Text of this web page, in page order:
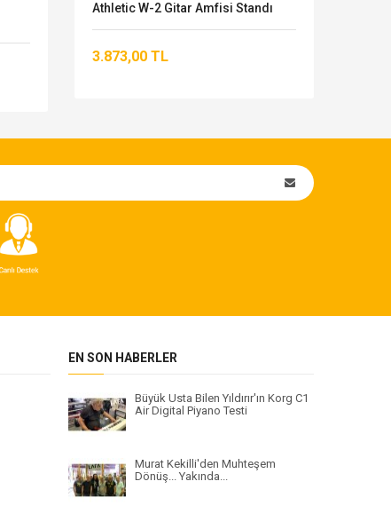
Athletic W-2 Gitar Amfisi Standı
3.873,00 TL
EN SON HABERLER
Büyük Usta Bilen Yıldırır'ın Korg C1
Air Digital Piyano Testi
Murat Kekilli'den Muhteşem
Dönüş... Yakında...